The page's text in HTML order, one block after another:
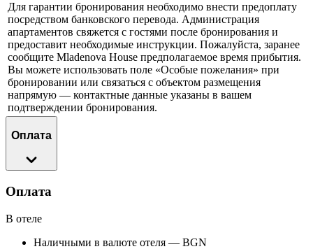
Для гарантии бронирования необходимо внести предоплату
посредством банковского перевода. Администрация
апартаментов свяжется с гостями после бронирования и
предоставит необходимые инструкции. Пожалуйста, заранее
сообщите Mladenova House предполагаемое время прибытия.
Вы можете использовать поле «Особые пожелания» при
бронировании или связаться с объектом размещения
напрямую — контактные данные указаны в вашем
подтверждении бронирования.
Оплата
Оплата
В отеле
Наличными в валюте отеля — BGN